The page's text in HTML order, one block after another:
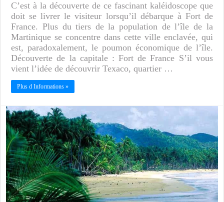
C’est à la découverte de ce fascinant kaléidoscope que
doit se livrer le visiteur lorsqu’il débarque à Fort de
France. Plus du tiers de la population de l’île de la
Martinique se concentre dans cette ville enclavée, qui
est, paradoxalement, le poumon économique de l’île.
Découverte de la capitale : Fort de France S’il vous
vient l’idée de découvrir Texaco, quartier …
Plus d Informations »